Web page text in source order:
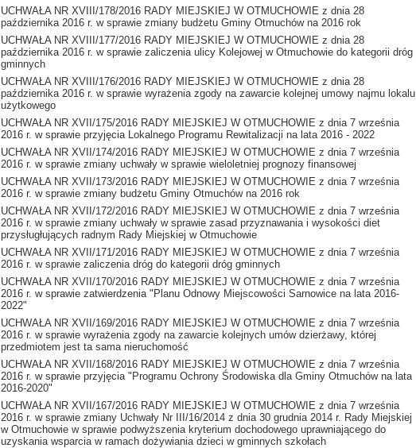
UCHWAŁA NR XVIII/178/2016 RADY MIEJSKIEJ W OTMUCHOWIE z dnia 28
października 2016 r. w sprawie zmiany budżetu Gminy Otmuchów na 2016 rok
UCHWAŁA NR XVIII/177/2016 RADY MIEJSKIEJ W OTMUCHOWIE z dnia 28
października 2016 r. w sprawie zaliczenia ulicy Kolejowej w Otmuchowie do kategorii dróg
gminnych
UCHWAŁA NR XVIII/176/2016 RADY MIEJSKIEJ W OTMUCHOWIE z dnia 28
października 2016 r. w sprawie wyrażenia zgody na zawarcie kolejnej umowy najmu lokalu
użytkowego
UCHWAŁA NR XVII/175/2016 RADY MIEJSKIEJ W OTMUCHOWIE z dnia 7 września
2016 r. w sprawie przyjęcia Lokalnego Programu Rewitalizacji na lata 2016 - 2022
UCHWAŁA NR XVII/174/2016 RADY MIEJSKIEJ W OTMUCHOWIE z dnia 7 września
2016 r. w sprawie zmiany uchwały w sprawie wieloletniej prognozy finansowej
UCHWAŁA NR XVII/173/2016 RADY MIEJSKIEJ W OTMUCHOWIE z dnia 7 września
2016 r. w sprawie zmiany budżetu Gminy Otmuchów na 2016 rok
UCHWAŁA NR XVII/172/2016 RADY MIEJSKIEJ W OTMUCHOWIE z dnia 7 września
2016 r. w sprawie zmiany uchwały w sprawie zasad przyznawania i wysokości diet
przysługłujących radnym Rady Miejskiej w Otmuchowie
UCHWAŁA NR XVII/171/2016 RADY MIEJSKIEJ W OTMUCHOWIE z dnia 7 września
2016 r. w sprawie zaliczenia dróg do kategorii dróg gminnych
UCHWAŁA NR XVII/170/2016 RADY MIEJSKIEJ W OTMUCHOWIE z dnia 7 września
2016 r. w sprawie zatwierdzenia "Planu Odnowy Miejscowości Sarnowice na lata 2016-
2022"
UCHWAŁA NR XVII/169/2016 RADY MIEJSKIEJ W OTMUCHOWIE z dnia 7 września
2016 r. w sprawie wyrażenia zgody na zawarcie kolejnych umów dzierżawy, której
przedmiotem jest ta sama nieruchomość
UCHWAŁA NR XVII/168/2016 RADY MIEJSKIEJ W OTMUCHOWIE z dnia 7 września
2016 r. w sprawie przyjęcia "Programu Ochrony Środowiska dla Gminy Otmuchów na lata
2016-2020"
UCHWAŁA NR XVII/167/2016 RADY MIEJSKIEJ W OTMUCHOWIE z dnia 7 września
2016 r. w sprawie zmiany Uchwały Nr III/16/2014 z dnia 30 grudnia 2014 r. Rady Miejskiej
w Otmuchowie w sprawie podwyższenia kryterium dochodowego uprawniającego do
uzyskania wsparcia w ramach dożywiania dzieci w gminnych szkołach